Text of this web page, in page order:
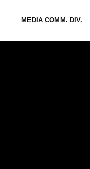
MEDIA COMM. DIV.